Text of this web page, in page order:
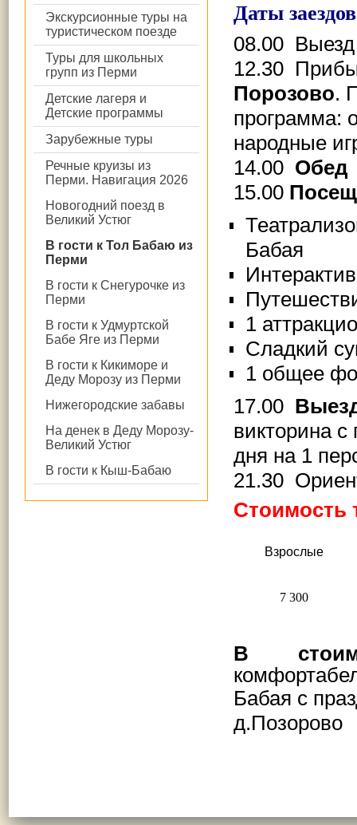
Экскурсионные туры на
туристическом поезде
Туры для школьных
групп из Перми
Детские лагеря и
Детские программы
Зарубежные туры
Речные круизы из
Перми. Навигация 2026
Новогодний поезд в
Великий Устюг
В гости к Тол Бабаю из
Перми
В гости к Снегурочке из
Перми
В гости к Удмуртской
Бабе Яге из Перми
В гости к Кикиморе и
Деду Морозу из Перми
Нижегородские забавы
На денек в Деду Морозу-
Великий Устюг
В гости к Кыш-Бабаю
Даты
08.00
12.30
Порозово.
программа:
народные
14.00 Обед
15.00
Бабая
1
Сладкий
1 общее
17.00
викторина
дня на 1
21.30
Стоимость
Взрослые
7 300
В
Бабая с
д.Позорово